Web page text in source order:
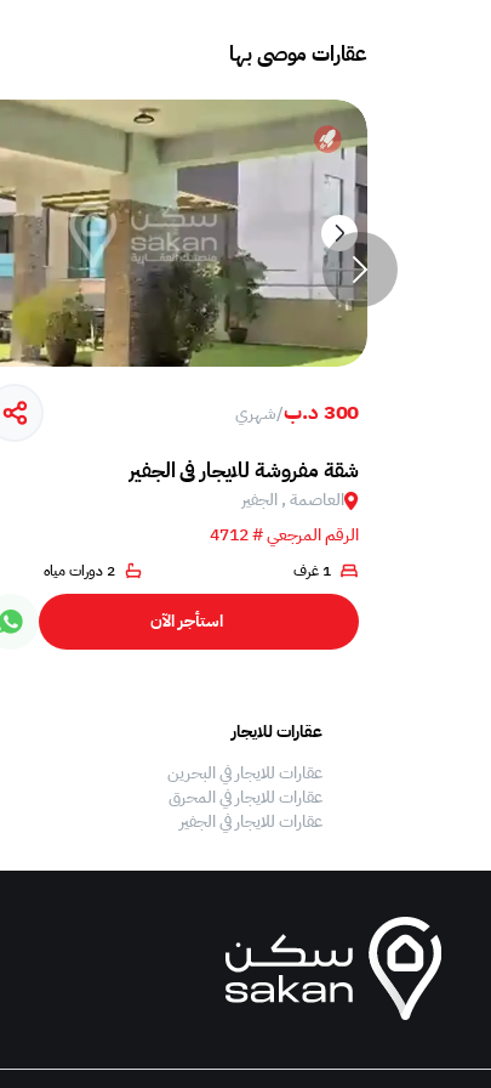
عقارات موصى بها
300 د.ب /شهري
شقة مفروشة للايجار في الجفير
العاصمة , الجفير
الرقم المرجعي # 4712
1 غرف 2 دورات مياه
استأجر الآن
عقارات للايجار
عقارات للايجار في البحرين
عقارات للايجار في المحرق
عقارات للايجار في الجفير